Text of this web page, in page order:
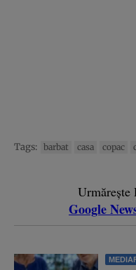
Tags: barbat casa copac
Urmărește
Google